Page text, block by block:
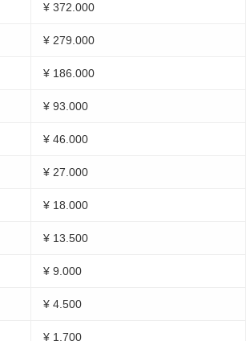
¥ 372.000
¥ 279.000
¥ 186.000
¥ 93.000
¥ 46.000
¥ 27.000
¥ 18.000
¥ 13.500
¥ 9.000
¥ 4.500
¥ 1.700